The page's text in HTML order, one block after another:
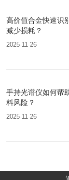
高价值合金快速识
减少损耗？
2025-11-26
手持光谱仪如何帮
料风险？
2025-11-26